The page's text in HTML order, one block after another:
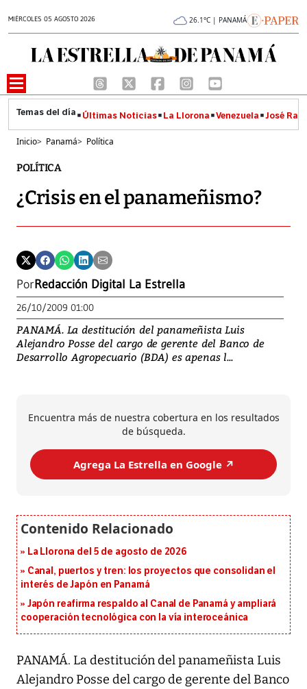
MIÉRCOLES 05 AGOSTO 2026 26.1°C | PANAMÁ
Últimas Noticias La Llorona Venezuela José
Inicio> Panamá> Política
POLÍTICA
¿Crisis en el panameñismo?
PorRedacción Digital La Estrella
26/10/2009 01:00
PANAMÁ. La destitución del panameñista Luis
Alejandro Posse del cargo de gerente del Banco de
Desarrollo Agropecuario (BDA) es apenas l...
Encuentra más de nuestra cobertura en los resultados
de búsqueda.
Agrega La Estrella en Google ↗️
La Llorona del 5 de agosto de 2026
Canal, puertos y tren: los proyectos que consolidan el
interés de Japón en Panamá
Japón reafirma respaldo al Canal de Panamá y ampliará
cooperación tecnológica con la vía interoceánica
PANAMÁ. La destitución del panameñista Luis
Alejandro Posse del cargo de gerente del Banco